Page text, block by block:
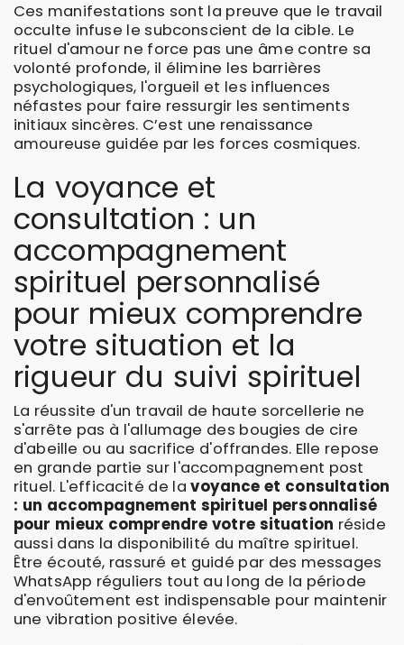
Ces manifestations sont la preuve que le travail
occulte infuse le subconscient de la cible. Le
rituel d'amour ne force pas une âme contre sa
volonté profonde, il élimine les barrières
psychologiques, l'orgueil et les influences
néfastes pour faire ressurgir les sentiments
initiaux sincères. C’est une renaissance
amoureuse guidée par les forces cosmiques.
La voyance et
consultation : un
accompagnement
spirituel personnalisé
pour mieux comprendre
votre situation et la
rigueur du suivi spirituel
La réussite d'un travail de haute sorcellerie ne
s'arrête pas à l'allumage des bougies de cire
d'abeille ou au sacrifice d'offrandes. Elle repose
en grande partie sur l'accompagnement post
rituel. L'efficacité de lavoyance et consultation
: un accompagnement spirituel personnalisé
pour mieux comprendre votre situation réside
aussi dans la disponibilité du maître spirituel.
Être écouté, rassuré et guidé par des messages
WhatsApp réguliers tout au long de la période
d'envoûtement est indispensable pour maintenir
une vibration positive élevée.